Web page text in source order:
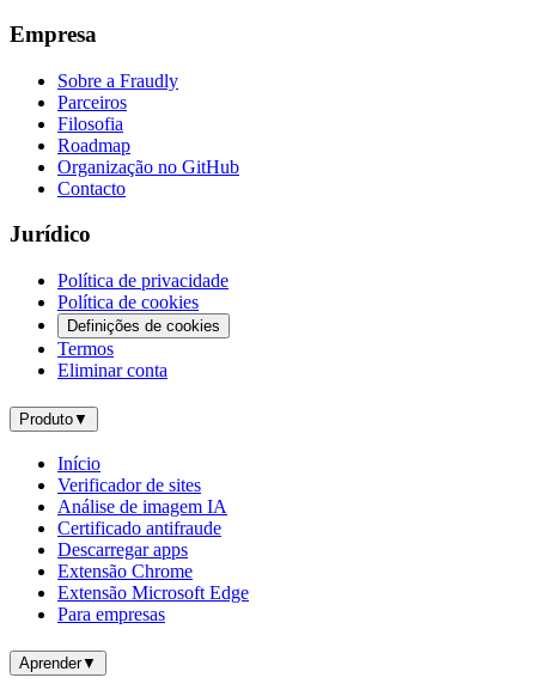
Empresa
Sobre a Fraudly
Parceiros
Filosofia
Roadmap
Organização no GitHub
Contacto
Jurídico
Política de privacidade
Política de cookies
Definições de cookies
Termos
Eliminar conta
Produto▼
Início
Verificador de sites
Análise de imagem IA
Certificado antifraude
Descarregar apps
Extensão Chrome
Extensão Microsoft Edge
Para empresas
Aprender▼